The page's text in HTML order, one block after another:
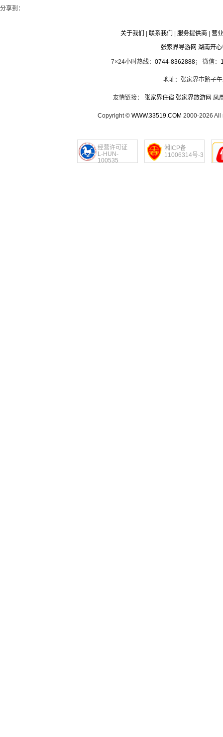
分享到：
关于我们 联系我们 服务提供商
营
张家界导游网 湖南开
7×24小时热线： 0744-8362888； 微信：
地址：张家界市路子
友情链接： 张家界住宿 张家界旅游网 凤
Copyright © WWW.33519.COM 2000-2026 All
经营许可证
L-HUN-
100535
湘ICP备
11006314号-3